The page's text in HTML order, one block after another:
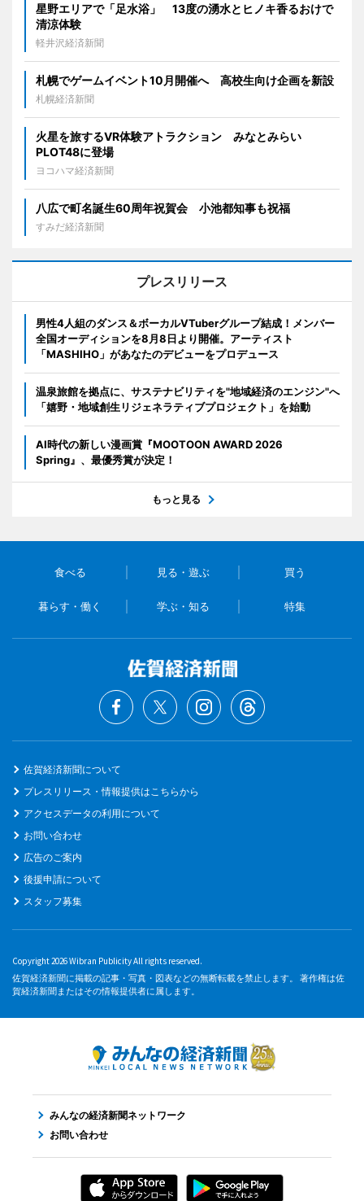
星野エリアで「足水浴」 13度の湧水とヒノキ香るおけで
清涼体験
軽井沢経済新聞
札幌でゲームイベント10月開催へ 高校生向け企画を新設
札幌経済新聞
火星を旅するVR体験アトラクション みなとみらい
PLOT48に登場
ヨコハマ経済新聞
八広で町名誕生60周年祝賀会 小池都知事も祝福
すみだ経済新聞
プレスリリース
男性4人組のダンス＆ボーカルVTuberグループ結成！メンバー
全国オーディションを8月8日より開催。アーティスト
「MASHIHO」があなたのデビューをプロデュース
温泉旅館を拠点に、サステナビリティを"地域経済のエンジン"へ
「嬉野・地域創生リジェネラティブプロジェクト」を始動
AI時代の新しい漫画賞『MOOTOON AWARD 2026
Spring』、最優秀賞が決定！
もっと見る
食べる 見る・遊ぶ 買う
暮らす・働く 学ぶ・知る 特集
佐賀経済新聞について
プレスリリース・情報提供はこちらから
アクセスデータの利用について
お問い合わせ
広告のご案内
後援申請について
スタッフ募集
Copyright 2026 Wibran Publicity All rights reserved.
佐賀経済新聞に掲載の記事・写真・図表などの無断転載を禁止します。 著作権は佐
賀経済新聞またはその情報提供者に属します。
みんなの経済新聞ネットワーク
お問い合わせ